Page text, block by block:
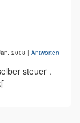
2008 | Antworten
steuer .